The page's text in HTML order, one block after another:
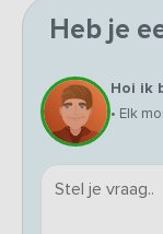
Heb je
Hoi ik
• Elk